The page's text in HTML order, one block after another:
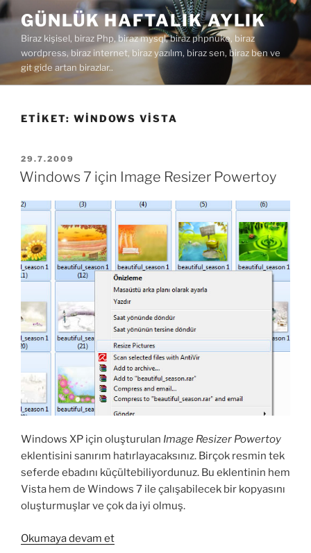
İçeriğe
geç
GÜNLÜK HAFTALIK AYLIK
Biraz kişisel, biraz Php, biraz mysql, biraz phpnuke, biraz
wordpress, biraz internet, biraz yazılım, biraz sen, biraz ben ve
git gide artan birazlar..
ETIKET: WINDOWS VISTA
YAYIM
TARIHI
29.7.2009
Windows 7 için Image Resizer Powertoy
Windows XP için oluşturulan Image Resizer Powertoy
eklentisini sanırım hatırlayacaksınız. Birçok resmin tek
seferde ebadını küçültebiliyordunuz. Bu eklentinin hem
Vista hem de Windows 7 ile çalışabilecek bir kopyasını
oluşturmuşlar ve çok da iyi olmuş.
Okumaya devam et“Windows